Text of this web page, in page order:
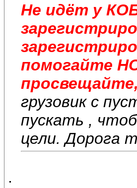
Не идёт у
помогайте
грузовик с
пускать ,
цели. Дорога
.